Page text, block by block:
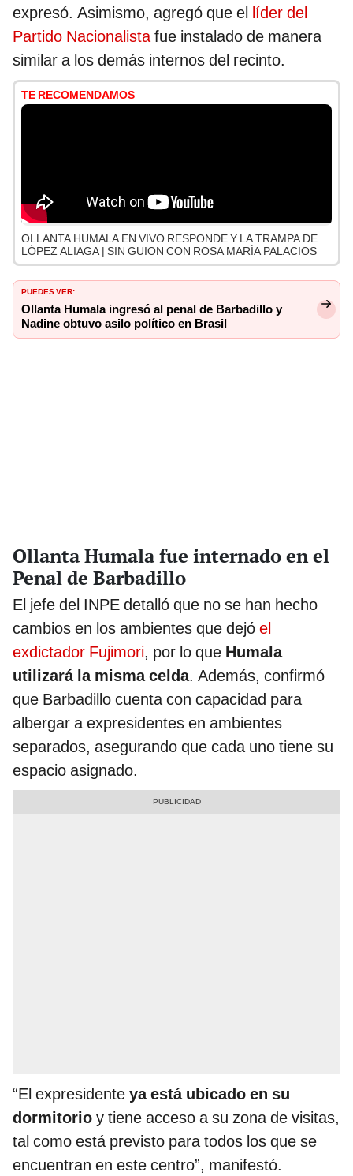
expresó. Asimismo, agregó que el líder del
Partido Nacionalistafue instalado de manera
similar a los demás internos del recinto.
TE RECOMENDAMOS
OLLANTA HUMALA EN VIVO RESPONDE Y LA TRAMPA DE
LÓPEZ ALIAGA | SIN GUION CON ROSA MARÍA PALACIOS
PUEDES VER:
Ollanta Humala ingresó al penal de Barbadillo y
Nadine obtuvo asilo político en Brasil
Ollanta Humala fue internado en el
Penal de Barbadillo
El jefe del INPE detalló que no se han hecho
cambios en los ambientes que dejó el
exdictador Fujimori, por lo que Humala
utilizará la misma celda. Además, confirmó
que Barbadillo cuenta con capacidad para
albergar a expresidentes en ambientes
separados, asegurando que cada uno tiene su
espacio asignado.
“El expresidente ya está ubicado en su
dormitorio y tiene acceso a su zona de visitas,
tal como está previsto para todos los que se
encuentran en este centro”, manifestó.